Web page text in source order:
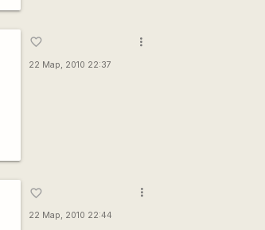
favorite_border
22 Мар, 2010 22:37
more_vert
favorite_border
22 Мар, 2010 22:44
more_vert